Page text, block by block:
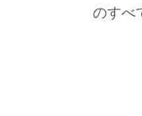
のすべ